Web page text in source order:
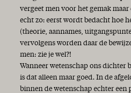
Tijd
Lente
Dank!
Het geheim van Bijbellezen
In de schaduw van de Almachtige
Licht in de duisternis
Het jaar van de liefde!
Kiezen
vergeet men voor het gemak
echt zo: eerst wordt bedacht hoe
(theorie, aannames,
vervolgens worden daar de
men: zie je wel?!
Wanneer wetenschap ons dichter
is dat alleen maar goed. In de
binnen de wetenschap echter een